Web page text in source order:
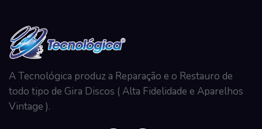
A Tecnológica produz a Reparação e o Restauro de
todo tipo de Gira Discos ( Alta Fidelidade e Aparelhos
Vintage ).